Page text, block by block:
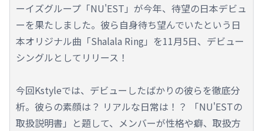
ーイズグループ「NU'EST」が今年、待望の日本デビュ
ーを果たしました。彼ら自身待ち望んでいたという日
本オリジナル曲「Shalala Ring」を11月5日、デビュー
シングルとしてリリース！
今回Kstyleでは、デビューしたばかりの彼らを徹底分
析。彼らの素顔は？ リアルな日常は！？ 「NU'ESTの
取扱説明書」と題して、メンバーが性格や癖、取扱方